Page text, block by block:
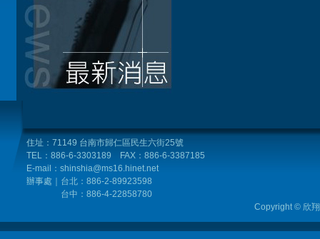
住址：71149 台南市歸仁區民生六街25號
TEL：886-6-3303189 FAX：886-6-3387185
E-mail：shinshia@ms16.hinet.net
辦事處｜台北 ：886-2-89923598
台中：886-4-22858780
Copyright © 欣